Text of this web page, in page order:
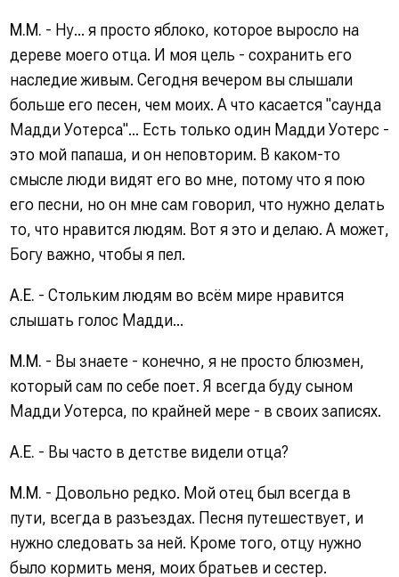
М.М. - Ну... я просто яблоко, которое выросло на
дереве моего отца. И моя цель - сохранить его
наследие живым. Сегодня вечером вы слышали
больше его песен, чем моих. А что касается "саунда
Мадди Уотерса"... Есть только один Мадди Уотерс -
это мой папаша, и он неповторим. В каком-то
смысле люди видят его во мне, потому что я пою
его песни, но он мне сам говорил, что нужно делать
то, что нравится людям. Вот я это и делаю. А может,
Богу важно, чтобы я пел.
А.Е. - Стольким людям во всём мире нравится
слышать голос Мадди...
М.М. - Вы знаете - конечно, я не просто блюзмен,
который сам по себе поет. Я всегда буду сыном
Мадди Уотерса, по крайней мере - в своих записях.
А.Е. - Вы часто в детстве видели отца?
М.М. - Довольно редко. Мой отец был всегда в
пути, всегда в разъездах. Песня путешествует, и
нужно следовать за ней. Кроме того, отцу нужно
было кормить меня, моих братьев и сестер.